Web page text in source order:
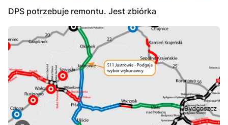
DPS potrzebuje remontu. Jest zbiórka